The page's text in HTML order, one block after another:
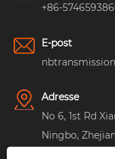
+86-
E-post
Adresse
No 6, 1st Rd
Ningbo,